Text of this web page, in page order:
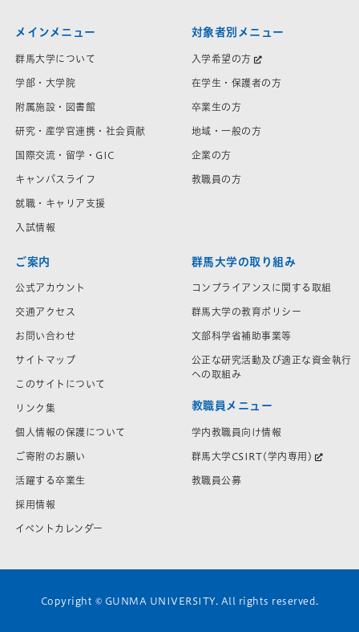
メインメニュー
群馬大学について
学部・大学院
附属施設・図書館
研究・産学官連携・社会貢献
国際交流・留学・GIC
キャンパスライフ
就職・キャリア支援
入試情報
対象者別メニュー
入学希望の方
在学生・保護者の方
卒業生の方
地域・一般の方
企業の方
教職員の方
ご案内
公式アカウント
交通アクセス
お問い合わせ
サイトマップ
このサイトについて
リンク集
個人情報の保護について
ご寄附のお願い
活躍する卒業生
採用情報
イベントカレンダー
群馬大学の取り組み
コンプライアンスに関する取組
群馬大学の教育ポリシー
文部科学省補助事業等
公正な研究活動及び適正な資金執行
への取組み
教職員メニュー
学内教職員向け情報
群馬大学CSIRT(学内専用)
教職員公募
Copyright © GUNMA UNIVERSITY. All rights reserved.